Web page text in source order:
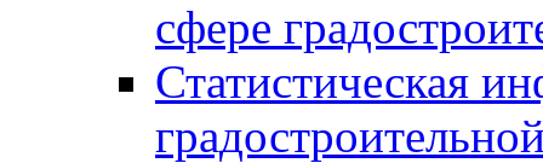
сфере
Статистическая